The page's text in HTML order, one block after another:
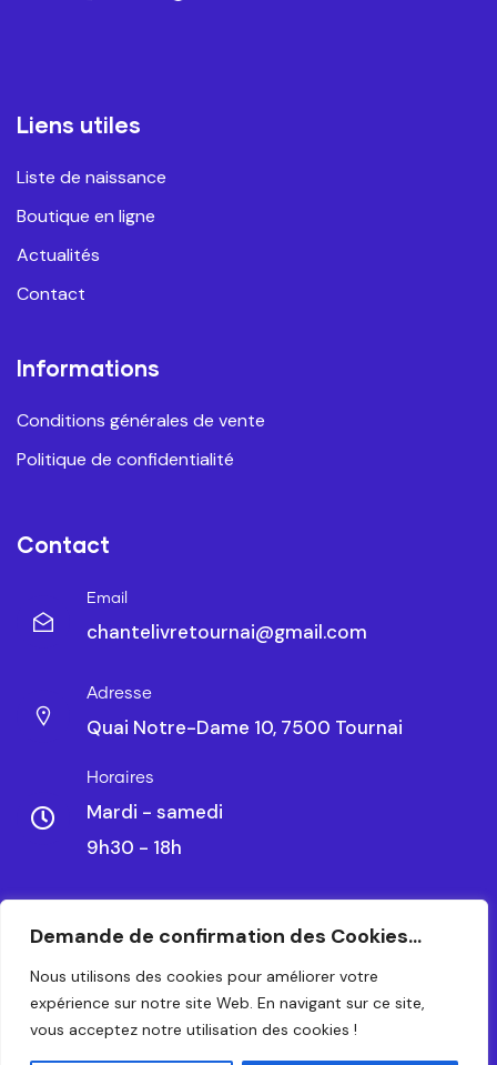
Demande de confirmation des Cookies...
Nous utilisons des cookies pour améliorer votre
expérience sur notre site Web. En navigant sur ce site,
vous acceptez notre utilisation des cookies !
Liens utiles
Liste de naissance
Boutique en ligne
Actualités
Contact
Informations
Conditions générales de vente
Politique de confidentialité
Contact
Email
chantelivretournai@gmail.com
Adresse
Quai Notre-Dame 10, 7500 Tournai
Horaires
Mardi - samedi
9h30 - 18h
© 2024 – TOUS DROITS RÉSERVÉS. CRÉATION PAR